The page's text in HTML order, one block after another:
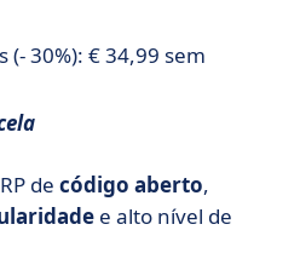
30%): € 34,99 sem
de código aberto,
e alto nível de